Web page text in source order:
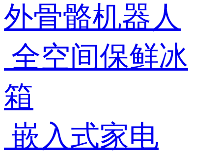
外骨骼机器人
全空间保鲜冰
箱
嵌入式家电